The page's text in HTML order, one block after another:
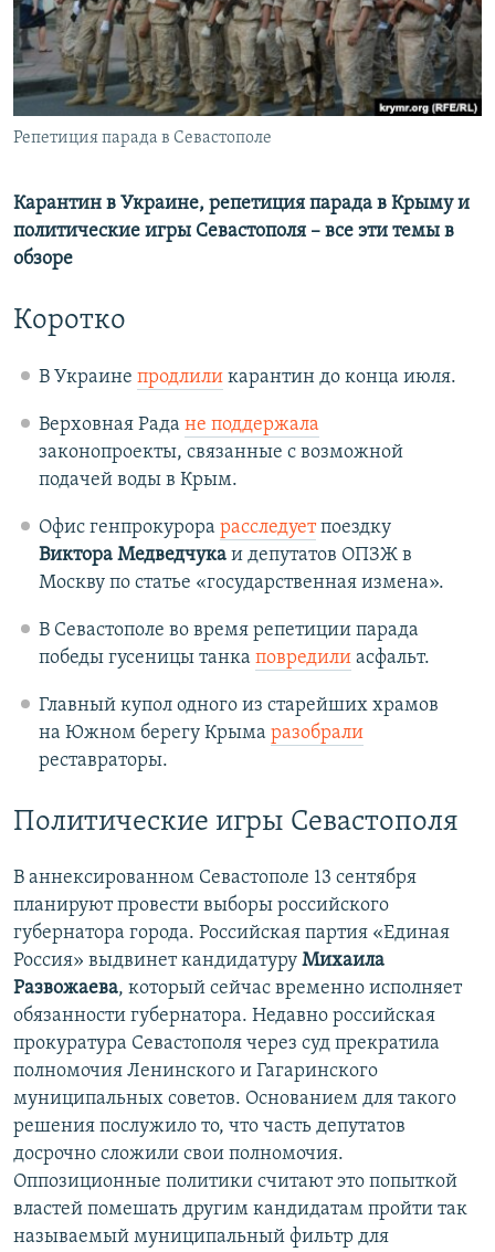
ПОБЕДИТЕЛЕЙ НЕ СУДЯТ?
КРЫМ.НЕПОКОРЕННЫЙ
ELIFBE
УКРАИНСКАЯ ПРОБЛЕМА КРЫМА
ПРИСОЕДИНЯЙТЕСЬ!
Все сайты RFE/RL
Репетиция парада в Севастополе
Карантин в Украине, репетиция парада в Крыму и
политические игры Севастополя – все эти темы в
обзоре
Коротко
В Украине продлиликарантин до конца июля.
Верховная Рада не поддержала
законопроекты, связанные с возможной
подачей воды в Крым.
Офис генпрокурора расследуетпоездку
Виктора Медведчукаи депутатов ОПЗЖ в
Москву по статье «государственная измена».
В Севастополе во время репетиции парада
победы гусеницы танка повредилиасфальт.
Главный купол одного из старейших храмов
на Южном берегу Крыма разобрали
реставраторы.
Политические игры Севастополя
В аннексированном Севастополе 13 сентября
планируют провести выборы российского
губернатора города. Российская партия «Единая
Россия» выдвинет кандидатуру Михаила
Развожаева, который сейчас временно исполняет
обязанности губернатора. Недавно российская
прокуратура Севастополя через суд прекратила
полномочия Ленинского и Гагаринского
муниципальных советов. Основанием для такого
решения послужило то, что часть депутатов
досрочно сложили свои полномочия.
Оппозиционные политики считают это попыткой
властей помешать другим кандидатам пройти так
называемый муниципальный фильтр для